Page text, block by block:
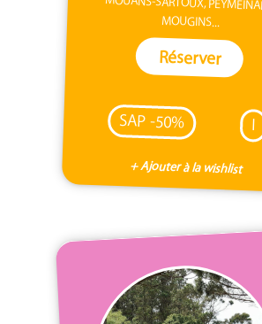
MOUGINS...
Réserver
SAP -50% I
+ Ajouter à la wishlist